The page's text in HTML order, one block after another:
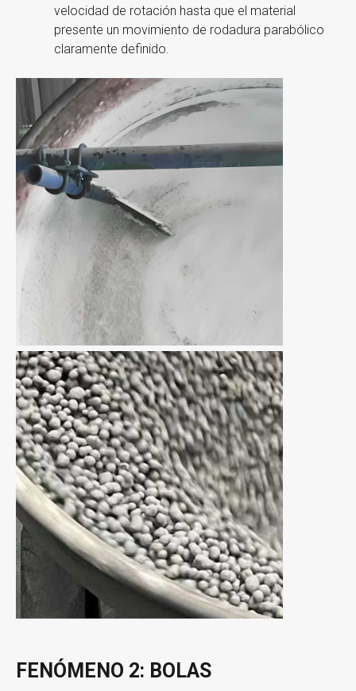
velocidad de rotación hasta que el material
presente un movimiento de rodadura parabólico
claramente definido.
FENÓMENO 2: BOLAS